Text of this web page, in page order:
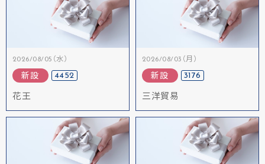
2026/08/05（水）
新設 4452
花王
2026/08/03（月）
新設 3176
三洋貿易